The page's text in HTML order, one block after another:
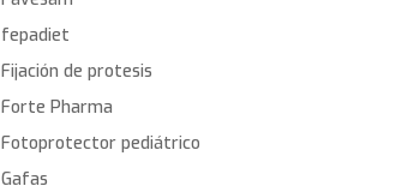
fepadiet
Fijación de protesis
Forte Pharma
Fotoprotector pediátrico
Gafas